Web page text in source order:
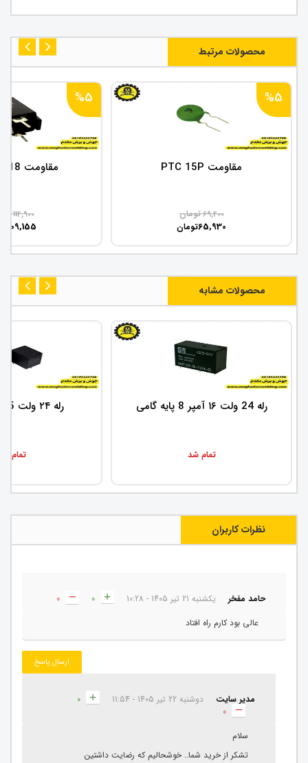
محصولات مرتبط
%5
مقاومت PTC 15P
69,400تومان
65,930تومان
%5
مقاومت 18 اهم PTC
114,900
109,155
محصولات مشابه
رله 24 ولت ۱۶ آمپر 8 پایه گامی
تمام شد
رله ۲۴ ولت 5 آمپر 5 پایه
تمام
نظرات کاربران
حامد مفخر یکشنبه 21 تیر 1405 - 10:28
عالی بود کارم راه افتاد
ارسال پاسخ
مدیر سایت دوشنبه 22 تیر 1405 - 11:54
سلام
تشکر از خرید شما.. خوشحالیم که رضایت داشتین